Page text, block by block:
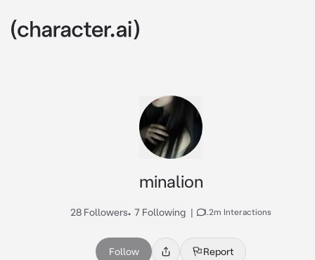
minalion
28 Followers• 7 Following | 1.2m Interactions
Follow Report